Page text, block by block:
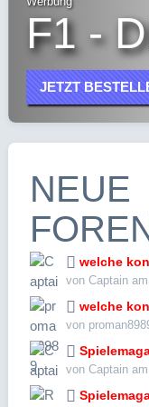
F1 -
JETZT
NEUE
welche
von Captain
welche
von
von Captain